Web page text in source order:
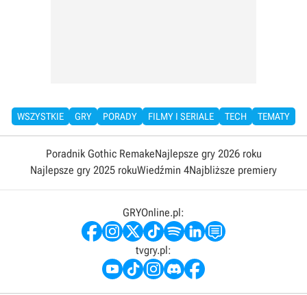
WSZYSTKIE GRY PORADY FILMY I SERIALE TECH TEMATY
Poradnik Gothic RemakeNajlepsze gry 2026 roku
Najlepsze gry 2025 rokuWiedźmin 4Najbliższe premiery
GRYOnline.pl:
tvgry.pl: